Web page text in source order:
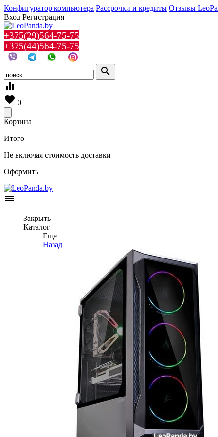
Конфигуратор компьютера Рассрочки и кредиты Отзывы
Вход Регистрация
+375(29)564-75-75
+375(44)564-75-75
search
equalizer
favorite 0
Корзина
Итого
Не включая стоимость доставки
Оформить
menu
Закрыть
Каталог
Еще
Назад